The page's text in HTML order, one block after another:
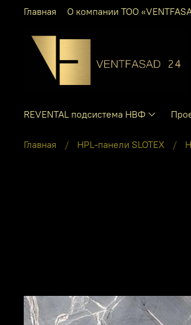
Главная О компании ТОО
REVENTAL подсистема НВФ
Главная HPL-панели SLOTEX